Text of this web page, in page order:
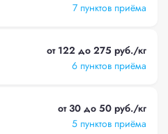
7 пунктов приёма
от 122 до 275 руб./кг
6 пунктов приёма
от 30 до 50 руб./кг
5 пунктов приёма